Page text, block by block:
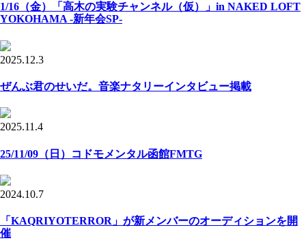
1/16（金）「高木の実験チャンネル（仮）」in NAKED LOFT
YOKOHAMA -新年会SP-
2025.12.3
ぜんぶ君のせいだ。音楽ナタリーインタビュー掲載
2025.11.4
25/11/09（日）コドモメンタル函館FMTG
2024.10.7
「KAQRIYOTERROR」が新メンバーのオーディションを開
催